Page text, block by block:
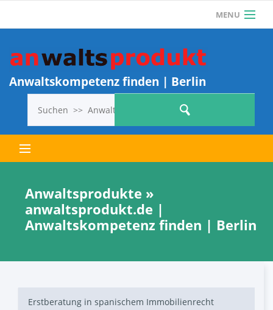
MENU
Anwalt? Jetzt KOSTENLOS REGISTRIEREN und 1
ANWALTSPRODUKT KOSTENLOS
VERÖFFENTLICHEN!
Anwaltskompetenz finden | Berlin
Alle Anwaltsprodukte
Anwaltsprodukte »
anwaltsprodukt.de |
Anwaltskompetenz finden | Berlin
Erstberatung in spanischem Immobilienrecht